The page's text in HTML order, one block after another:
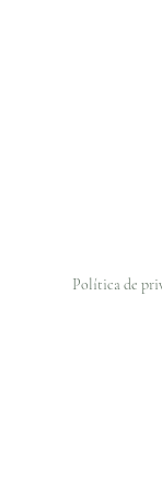
Política de